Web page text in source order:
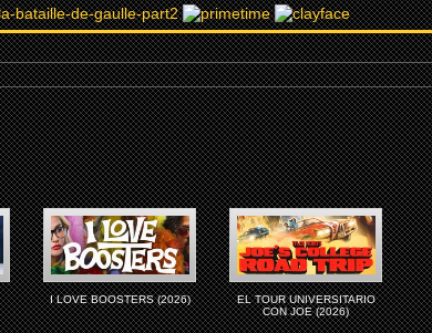
I LOVE BOOSTERS (2026)
EL TOUR UNIVERSITARIO
CON JOE (2026)